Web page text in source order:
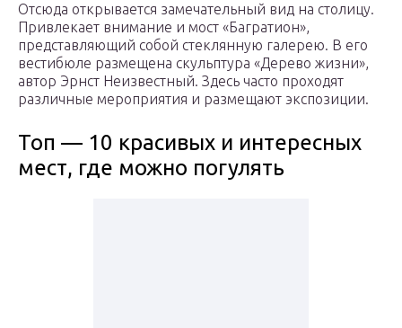
Отсюда открывается замечательный вид на столицу.
Привлекает внимание и мост «Багратион»,
представляющий собой стеклянную галерею. В его
вестибюле размещена скульптура «Дерево жизни»,
автор Эрнст Неизвестный. Здесь часто проходят
различные мероприятия и размещают экспозиции.
Топ — 10 красивых и интересных
мест, где можно погулять